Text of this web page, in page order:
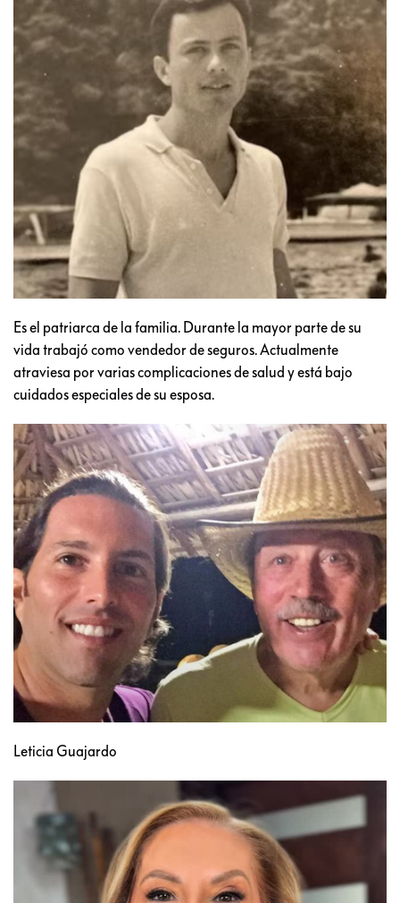
Es el patriarca de la familia. Durante la mayor parte de su
vida trabajó como vendedor de seguros. Actualmente
atraviesa por varias complicaciones de salud y está bajo
cuidados especiales de su esposa.
Leticia Guajardo